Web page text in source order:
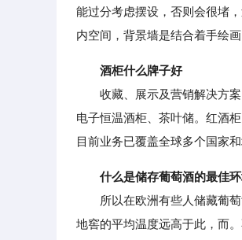
能过分考虑摆设，否则会很堵
内空间，背景墙是结合着手绘
酒柜什么牌子好
收藏、展示及营销解决方案
电子恒温酒柜、茶叶储。红酒
目前业务已覆盖全球多个国家和
什么是储存葡萄酒的最佳
所以在欧洲有些人储藏葡萄
地窖的平均温度远高于此，而